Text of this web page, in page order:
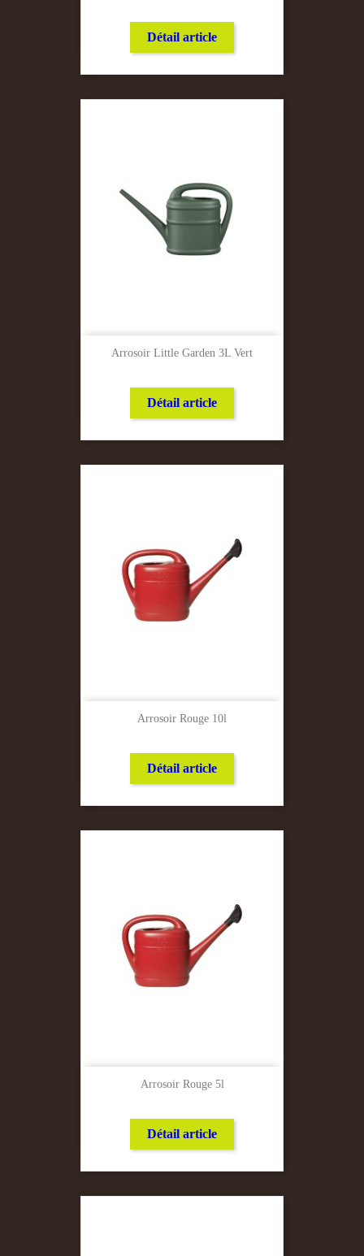
Détail article
Arrosoir Little Garden 3L Vert
Détail article
Arrosoir Rouge 10l
Détail article
Arrosoir Rouge 5l
Détail article